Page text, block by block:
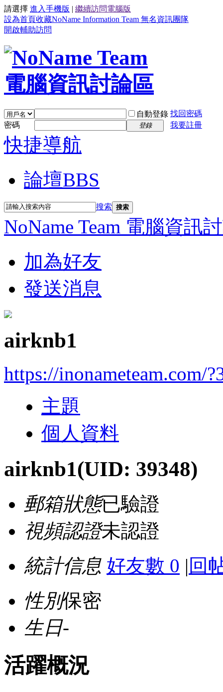
請選擇 進入手機版 | 繼續訪問電腦版
設為首頁收藏NoName Information Team 無名資訊團隊
開啟輔助訪問
自動登錄 找回密碼
密碼
登錄 我要註冊
快捷導航
論壇BBS
搜索 搜索
NoName Team 電腦資訊
加為好友
發送消息
airknb1
https://inonameteam.com/
主題
個人資料
airknb1(UID: 39348)
郵箱狀態已驗證
視頻認證未認證
統計信息 好友數 0 | 回
性別保密
生日-
活躍概況